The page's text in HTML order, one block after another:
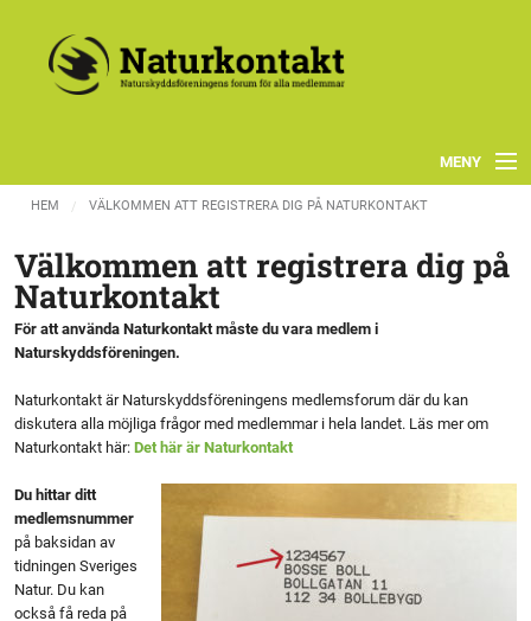
MENY
START
FORUM
FÖRENINGEN
INFO & MATERIAL
HEM VÄLKOMMEN ATT REGISTRERA DIG PÅ NATURKONTAKT
Välkommen att registrera dig på
Naturkontakt
För att använda Naturkontakt måste du vara medlem i
Naturskyddsföreningen.
Naturkontakt är Naturskyddsföreningens medlemsforum där du kan
diskutera alla möjliga frågor med medlemmar i hela landet. Läs mer om
Naturkontakt här:Det här är Naturkontakt
Du hittar ditt
medlemsnummer
på baksidan av
tidningen Sveriges
Natur. Du kan
också få reda på